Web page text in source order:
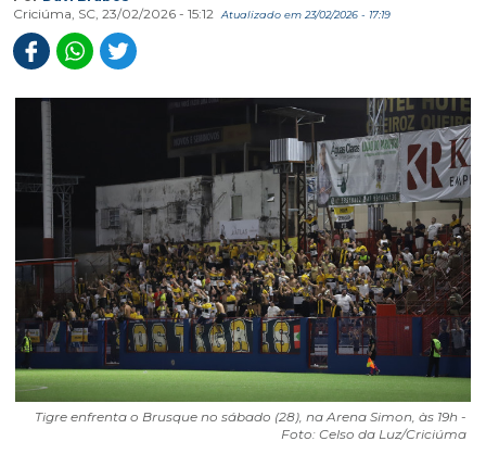
Criciúma, SC, 23/02/2026 - 15:12
Atualizado em 23/02/2026 - 17:19
Tigre enfrenta o Brusque no sábado (28), na Arena Simon, às 19h -
Foto: Celso da Luz/Criciúma